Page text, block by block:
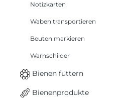
Notizkarten
Waben transportieren
Beuten markieren
Warnschilder
Bienen füttern
Bienenprodukte